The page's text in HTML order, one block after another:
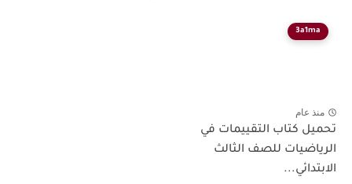
3a1ma
منذ عام
تحميل كتاب التقييمات في
الرياضيات للصف الثالث
الابتدائي...